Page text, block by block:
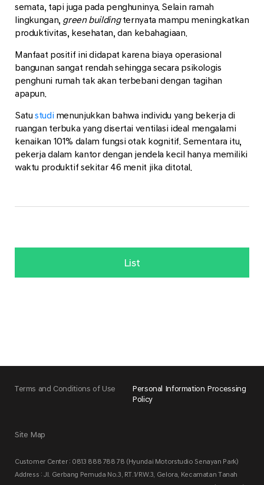
semata, tapi juga pada penghuninya. Selain ramah
lingkungan, green buildingternyata mampu meningkatkan
produktivitas, kesehatan, dan kebahagiaan.
Manfaat positif ini didapat karena biaya operasional
bangunan sangat rendah sehingga secara psikologis
penghuni rumah tak akan terbebani dengan tagihan
apapun.
Satu studi menunjukkan bahwa individu yang bekerja di
ruangan terbuka yang disertai ventilasi ideal mengalami
kenaikan 101% dalam fungsi otak kognitif. Sementara itu,
pekerja dalam kantor dengan jendela kecil hanya memiliki
waktu produktif sekitar 46 menit jika ditotal.
List
Terms and Conditions of Use
Personal Information Processing
Policy
Site Map
Customer Center : 0813 888 788 78 (Hyundai Motorstudio Senayan Park)
Address : Jl. Gerbang Pemuda No.3, RT.1/RW.3, Gelora, Kecamatan Tanah